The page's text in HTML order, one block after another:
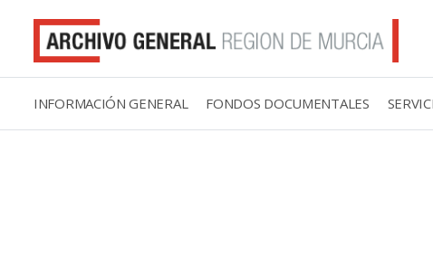
INFORMACIÓN GENERAL FONDOS DOCUMENTALES